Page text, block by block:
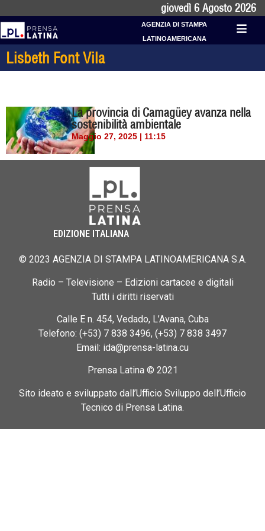
giovedì 6 Agosto 2026
AGENZIA DI STAMPA
LATINOAMERICANA
Lisbeth Font Vila
La provincia di Camagüey avanza nella
sostenibilità ambientale
Maggio 27, 2025 | 11:15
EDIZIONE ITALIANA
© 2023 AGENZIA DI STAMPA LATINOAMERICANA S.A.
Radio – Televisione – Edizioni cartacee e digitali
Tutti i diritti riservati
Calle E n. 454, Vedado, L’Avana, Cuba
Telefono: (+53) 7 838 3496, (+53) 7 838 3497
Email: ida@prensa-latina.cu
Prensa Latina © 2021
Sito ideato e sviluppato dall’Ufficio Sviluppo dell’Ufficio
Tecnico di Prensa Latina.